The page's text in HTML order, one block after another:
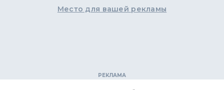
Место для вашей рекламы